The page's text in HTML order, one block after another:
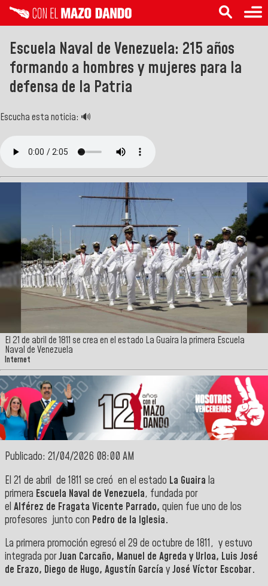
Escuela Naval de Venezuela: 215 años
formando a hombres y mujeres para la
defensa de la Patria
Escucha esta noticia: 🔊
El 21 de abril de 1811 se crea en el estado La Guaira la primera Escuela
Naval de Venezuela
Internet
Publicado: 21/04/2026 08:00 AM
El 21 de abril de 1811 se creó en el estado La Guaira la
primera Escuela Naval de Venezuela, fundada por
el Alférez de Fragata Vicente Parrado, quien fue uno de los
profesores junto con Pedro de la Iglesia.
La primera promoción egresó el 29 de octubre de 1811, y estuvo
integrada porJuan Carcaño, Manuel de Agreda y Urloa, Luis José
de Erazo, Diego de Hugo, Agustín García yJosé Víctor Escobar.